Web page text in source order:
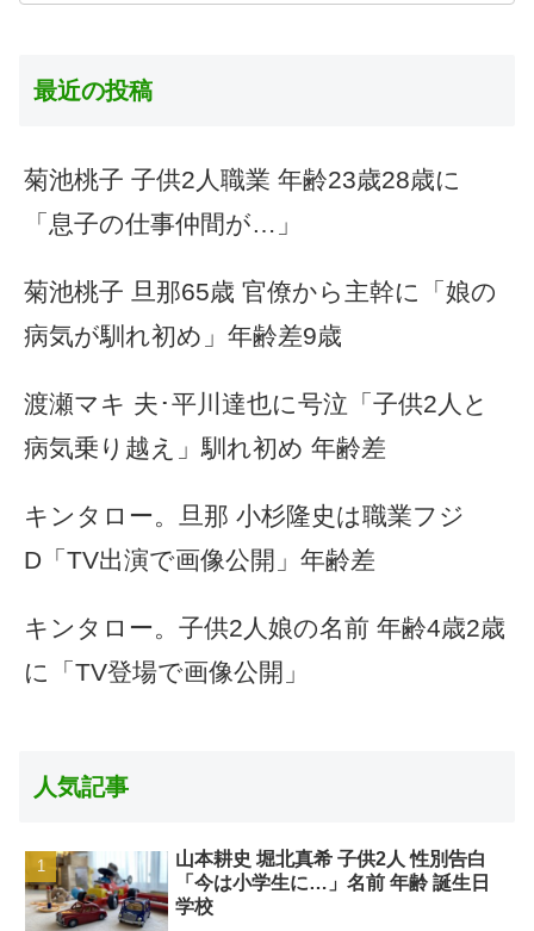
最近の投稿
菊池桃子 子供2人職業 年齢23歳28歳に
「息子の仕事仲間が…」
菊池桃子 旦那65歳 官僚から主幹に「娘の
病気が馴れ初め」年齢差9歳
渡瀬マキ 夫･平川達也に号泣「子供2人と
病気乗り越え」馴れ初め 年齢差
キンタロー。旦那 小杉隆史は職業フジ
D「TV出演で画像公開」年齢差
キンタロー。子供2人娘の名前 年齢4歳2歳
に「TV登場で画像公開」
人気記事
山本耕史 堀北真希 子供2人 性別告白
「今は小学生に…」名前 年齢 誕生日
学校